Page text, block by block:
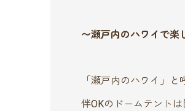
〜瀬戸内のハワイで楽
「瀬戸内のハワイ」
伴OKのドームテント